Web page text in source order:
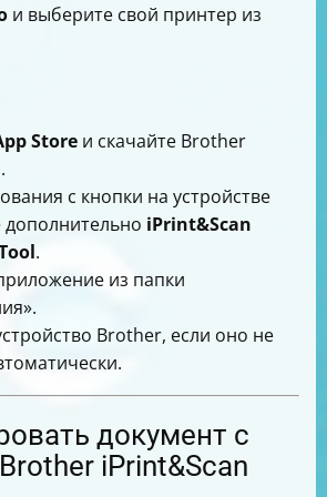
и выберите свой принтер из
Store и скачайте Brother
с кнопки на устройстве
дополнительно iPrint&Scan
.
из папки
Brother, если оно не
документ с
iPrint&Scan